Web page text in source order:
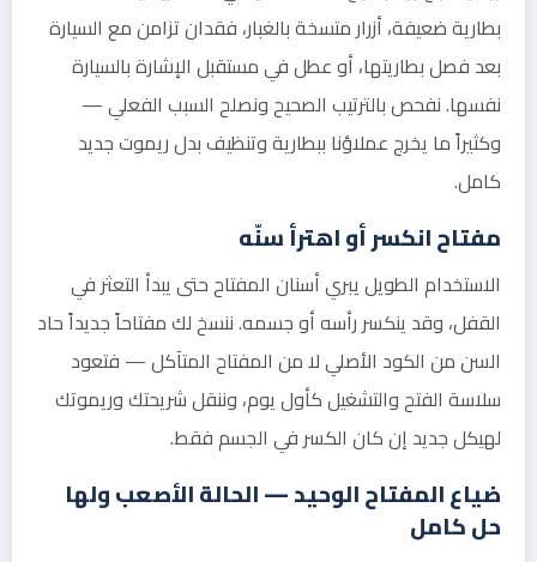
بطارية ضعيفة، أزرار متسخة بالغبار، فقدان تزامن مع السيارة
بعد فصل بطاريتها، أو عطل في مستقبل الإشارة بالسيارة
نفسها. نفحص بالترتيب الصحيح ونصلح السبب الفعلي —
وكثيراً ما يخرج عملاؤنا ببطارية وتنظيف بدل ريموت جديد
كامل.
مفتاح انكسر أو اهترأ سنّه
الاستخدام الطويل يبري أسنان المفتاح حتى يبدأ التعثر في
القفل، وقد ينكسر رأسه أو جسمه. ننسخ لك مفتاحاً جديداً حاد
السن من الكود الأصلي لا من المفتاح المتآكل — فتعود
سلاسة الفتح والتشغيل كأول يوم، وننقل شريحتك وريموتك
لهيكل جديد إن كان الكسر في الجسم فقط.
ضياع المفتاح الوحيد — الحالة الأصعب ولها
حل كامل